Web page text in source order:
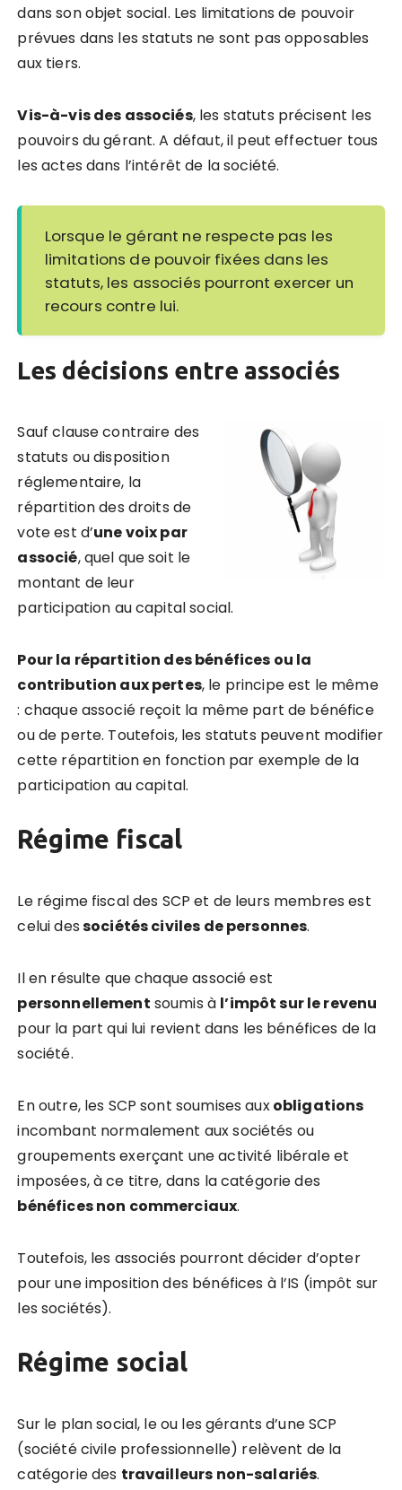
dans son objet social. Les limitations de pouvoir
prévues dans les statuts ne sont pas opposables
aux tiers.
Vis-à-vis des associés, les statuts précisent les
pouvoirs du gérant. A défaut, il peut effectuer tous
les actes dans l’intérêt de la société.
Lorsque le gérant ne respecte pas les
limitations de pouvoir fixées dans les
statuts, les associés pourront exercer un
recours contre lui.
Les décisions entre associés
Sauf clause contraire des
statuts ou disposition
réglementaire, la
répartition des droits de
vote est d’une voix par
associé, quel que soit le
montant de leur
participation au capital social.
Pour la répartition des bénéfices ou la
contribution aux pertes, le principe est le même
: chaque associé reçoit la même part de bénéfice
ou de perte. Toutefois, les statuts peuvent modifier
cette répartition en fonction par exemple de la
participation au capital.
Régime fiscal
Le régime fiscal des SCP et de leurs membres est
celui dessociétés civiles de personnes.
Il en résulte que chaque associé est
personnellement soumis à l’impôt sur le revenu
pour la part qui lui revient dans les bénéfices de la
société.
En outre, les SCP sont soumises auxobligations
incombant normalement aux sociétés ou
groupements exerçant une activité libérale et
imposées, à ce titre, dans la catégorie des
bénéfices non commerciaux.
Toutefois, les associés pourront décider d’opter
pour une imposition des bénéfices à l’IS (impôt sur
les sociétés).
Régime social
Sur le plan social, le ou les gérants d’une SCP
(société civile professionnelle) relèvent de la
catégorie des travailleurs non-salariés.